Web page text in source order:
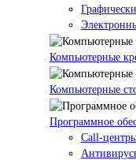
Компьютерные
Компьютерные
Программное
Call-